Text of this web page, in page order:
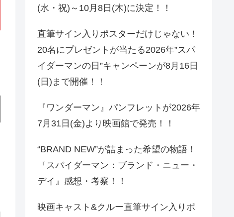
(水・祝)～10月8日(木)に決定！！
直筆サイン入りポスターだけじゃない！
20名にプレゼントが当たる2026年”スパ
イダーマンの日”キャンペーンが8月16日
(日)まで開催！！
『ワンダーマン』パンフレットが2026年
7月31日(金)より映画館で発売！！
“BRAND NEW”が詰まった希望の物語！
『スパイダーマン：ブランド・ニュー・
デイ』感想・考察！！
映画キャスト&クルー直筆サイン入りポ